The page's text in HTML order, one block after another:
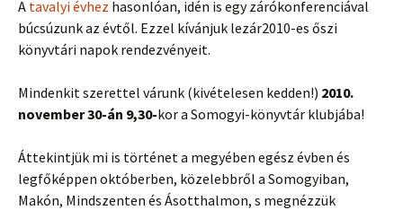
A tavalyi évhez hasonlóan, idén is egy zárókonferenciával
búcsúzunk az évtől. Ezzel kívánjuk lezár2010-es őszi
könyvtári napok rendezvényeit.
Mindenkit szerettel várunk (kivételesen kedden!) 2010.
november 30-án 9,30-kor a Somogyi-könyvtár klubjába!
Áttekintjük mi is történet a megyében egész évben és
legfőképpen októberben, közelebbről a Somogyiban,
Makón, Mindszenten és Ásotthalmon, s megnézzük